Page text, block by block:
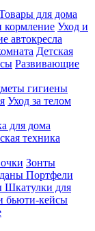
для дома
кормление Уход и
автокресла
Детская
Развивающие
гигиены
Уход за телом
для дома
техника
Зонты
Портфели
Шкатулки для
бьюти-кейсы